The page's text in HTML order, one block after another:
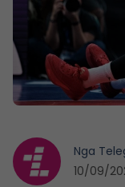
Nga
10/09/